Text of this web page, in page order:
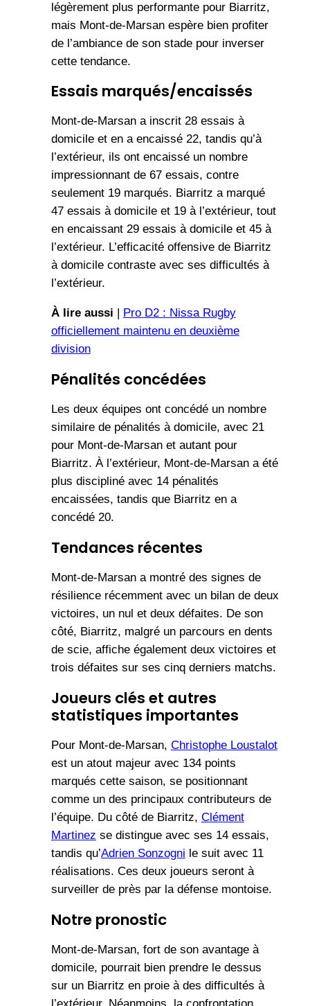
légèrement plus performante pour Biarritz,
mais Mont-de-Marsan espère bien profiter
de l’ambiance de son stade pour inverser
cette tendance.
Essais marqués/encaissés
Mont-de-Marsan a inscrit 28 essais à
domicile et en a encaissé 22, tandis qu’à
l’extérieur, ils ont encaissé un nombre
impressionnant de 67 essais, contre
seulement 19 marqués. Biarritz a marqué
47 essais à domicile et 19 à l’extérieur, tout
en encaissant 29 essais à domicile et 45 à
l’extérieur. L’efficacité offensive de Biarritz
à domicile contraste avec ses difficultés à
l’extérieur.
À lire aussi
Pro D2 : Nissa Rugby
officiellement maintenu en deuxième
division
Pénalités concédées
Les deux équipes ont concédé un nombre
similaire de pénalités à domicile, avec 21
pour Mont-de-Marsan et autant pour
Biarritz. À l’extérieur, Mont-de-Marsan a été
plus discipliné avec 14 pénalités
encaissées, tandis que Biarritz en a
concédé 20.
Tendances récentes
Mont-de-Marsan a montré des signes de
résilience récemment avec un bilan de deux
victoires, un nul et deux défaites. De son
côté, Biarritz, malgré un parcours en dents
de scie, affiche également deux victoires et
trois défaites sur ses cinq derniers matchs.
Joueurs clés et autres
statistiques importantes
Pour Mont-de-Marsan, Christophe Loustalot
est un atout majeur avec 134 points
marqués cette saison, se positionnant
comme un des principaux contributeurs de
l’équipe. Du côté de Biarritz, Clément
Martinez se distingue avec ses 14 essais,
tandis qu’Adrien Sonzogni le suit avec 11
réalisations. Ces deux joueurs seront à
surveiller de près par la défense montoise.
Notre pronostic
Mont-de-Marsan, fort de son avantage à
domicile, pourrait bien prendre le dessus
sur un Biarritz en proie à des difficultés à